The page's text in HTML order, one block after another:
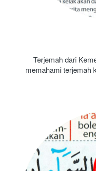
Terjemah dari
memahami terjemah